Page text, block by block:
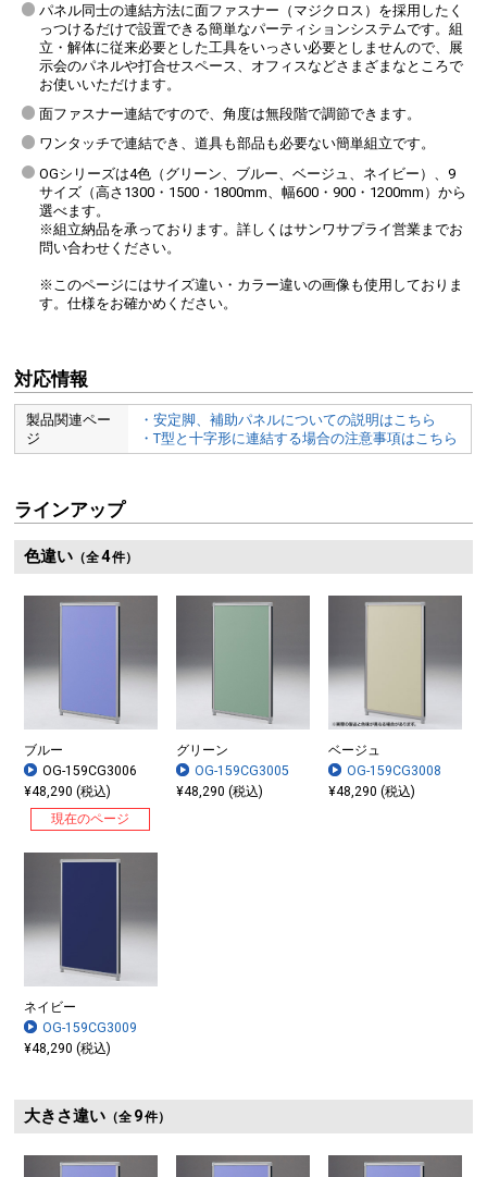
パネル同士の連結方法に面ファスナー（マジクロス）を採用したく
っつけるだけで設置できる簡単なパーティションシステムです。組
立・解体に従来必要とした工具をいっさい必要としませんので、展
示会のパネルや打合せスペース、オフィスなどさまざまなところで
お使いいただけます。
面ファスナー連結ですので、角度は無段階で調節できます。
ワンタッチで連結でき、道具も部品も必要ない簡単組立です。
OGシリーズは4色（グリーン、ブルー、ベージュ、ネイビー）、9
サイズ（高さ1300・1500・1800mm、幅600・900・1200mm）から
選べます。
※組立納品を承っております。詳しくはサンワサプライ営業までお
問い合わせください。
※このページにはサイズ違い・カラー違いの画像も使用しておりま
す。仕様をお確かめください。
対応情報
製品関連ペー
ジ
・安定脚、補助パネルについての説明はこちら
・T型と十字形に連結する場合の注意事項はこちら
ラインアップ
色違い（全4件）
ブルー
OG-159CG3006
¥48,290 (税込)
現在のページ
グリーン
OG-159CG3005
¥48,290 (税込)
ベージュ
OG-159CG3008
¥48,290 (税込)
ネイビー
OG-159CG3009
¥48,290 (税込)
大きさ違い（全 9件）